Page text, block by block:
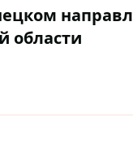
области